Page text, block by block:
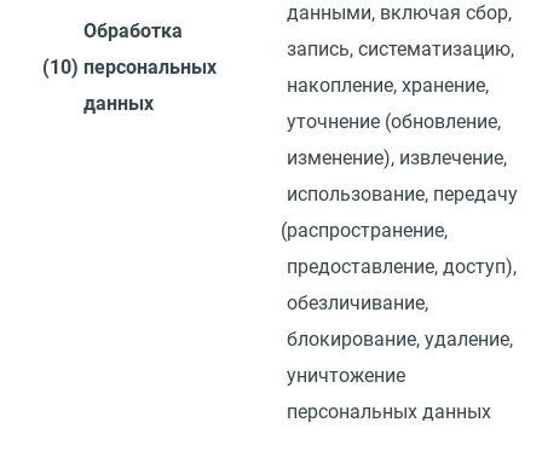
(10)
Обработка
персональных
данных
данными, включая сбор,
запись, систематизацию,
накопление, хранение,
уточнение (обновление,
изменение), извлечение,
использование, передачу
(распространение,
предоставление, доступ),
обезличивание,
блокирование, удаление,
уничтожение
персональных данных